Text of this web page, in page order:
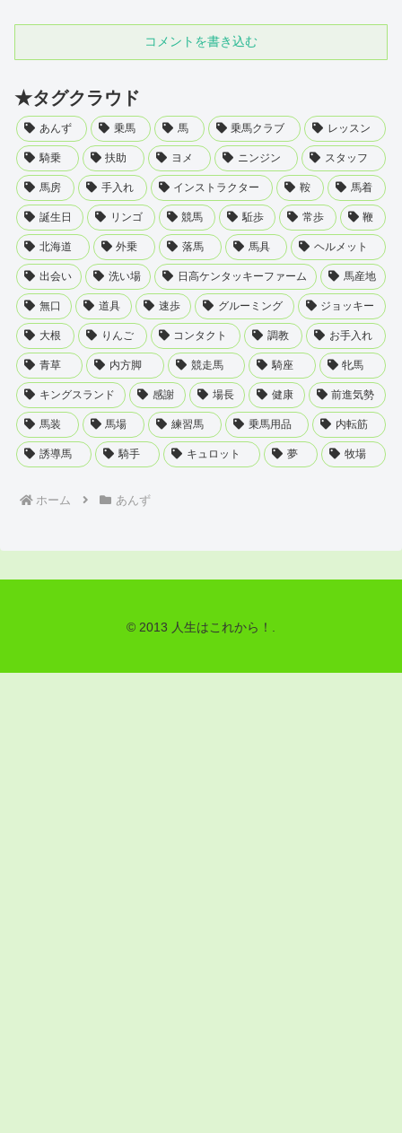
コメントを書き込む
★タグクラウド
あんず 乗馬 馬 乗馬クラブ レッスン
騎乗 扶助 ヨメ ニンジン スタッフ
馬房 手入れ インストラクター 鞍 馬着
誕生日 リンゴ 競馬 駈歩 常歩 鞭
北海道 外乗 落馬 馬具 ヘルメット
出会い 洗い場 日高ケンタッキーファーム 馬産地
無口 道具 速歩 グルーミング ジョッキー
大根 りんご コンタクト 調教 お手入れ
青草 内方脚 競走馬 騎座 牝馬
キングスランド 感謝 場長 健康 前進気勢
馬装 馬場 練習馬 乗馬用品 内転筋
誘導馬 騎手 キュロット 夢 牧場
ホーム あんず
© 2013 人生はこれから！.